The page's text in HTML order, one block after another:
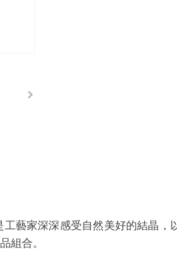
藝家深深感受自然美好的結晶，
組合。